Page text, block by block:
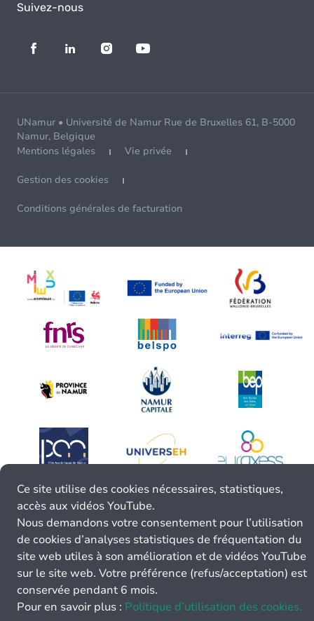
Suivez-nous
UNamur • Université de Namur Rue de Bruxelles 61, B-5000
Namur, Belgique
Mentions légales
Vie privée
Gestion des cookies
Conditions générales de facturation
Ce site utilise des cookies nécessaires, statistiques,
accès aux vidéos YouTube.
Nous demandons votre consentement pour l’utilisation
de cookies d’analyses statistiques de fréquentation du
site web utiles à son amélioration et de vidéos YouTube
sur le site web. Votre préférence (refus/acceptation) est
conservée pendant 6 mois.
Pour en savoir plus : Politique d’utilisation des cookies.